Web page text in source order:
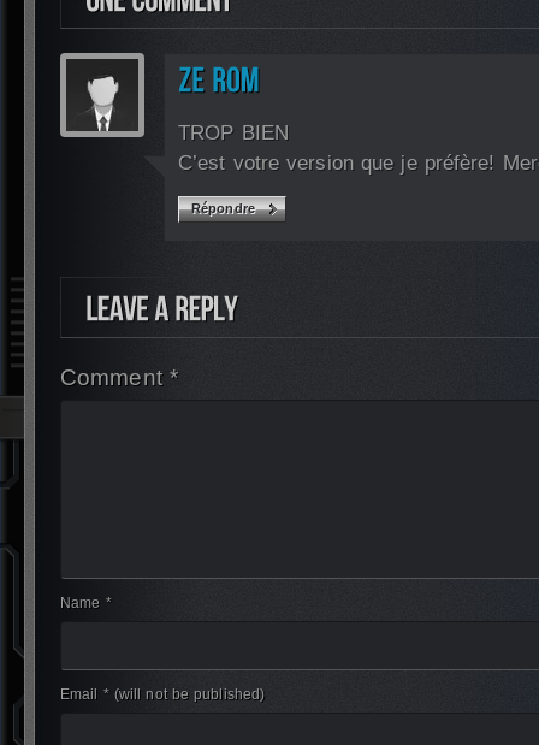
TROP BIEN
C’est votre version que je préfère!
Répondre
Comment *
Name *
Email * (will not be published)